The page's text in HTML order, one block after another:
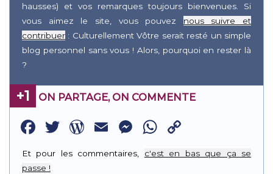
hausses) et vos remarques toujours bienvenues. Si
vous aimez le site, vous pouvez nous suivre et
contribuer : Culturellement Vôtre serait resté un simple
blog personnel sans vous ! Alors, pourquoi en rester là
?
+1 ON PARTAGE, ON COMMENTE
Facebook
Twitter
WordPress
EmailMessenger
WhatsApp
Link
Et pour les commentaires, c'est en bas que ça se
passe !